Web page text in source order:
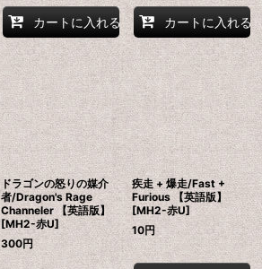
カートに入れる カートに入れる
ドラゴンの怒りの媒介
者/Dragon's Rage
Channeler 【英語版】
[MH2-赤U]
300円
疾走 + 爆走/Fast +
Furious 【英語版】
[MH2-赤U]
10円